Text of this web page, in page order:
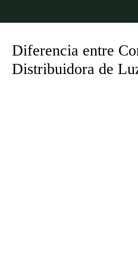
Diferencia entre
Distribuidora de